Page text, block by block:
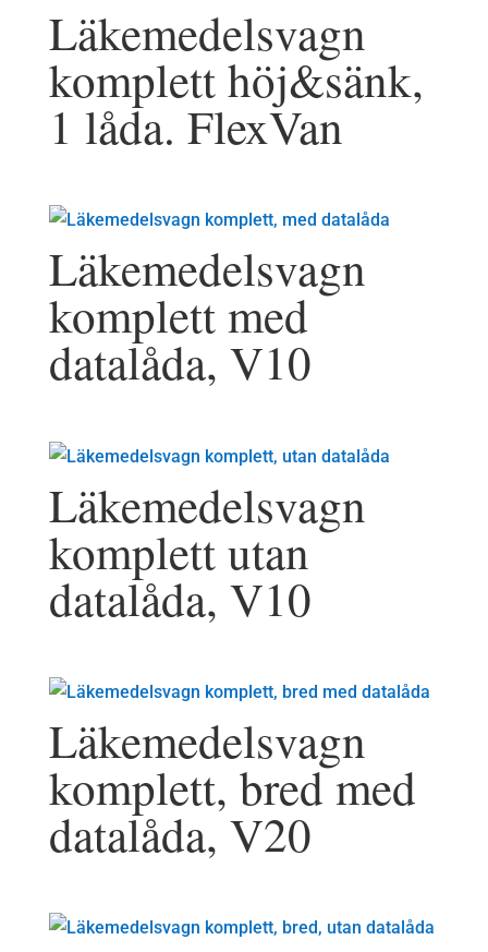
Läkemedelsvagn
komplett höj&sänk,
1 låda. FlexVan
Läkemedelsvagn
komplett med
datalåda, V10
Läkemedelsvagn
komplett utan
datalåda, V10
Läkemedelsvagn
komplett, bred med
datalåda, V20